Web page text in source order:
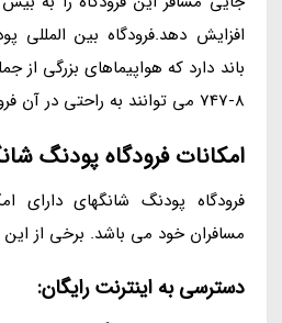
8-747 می توانند به راحتی در آن فرود بیایند.
امکانات فرودگاه پودنگ
فرودگاه پودنگ شانگهای دارای
مسافران خود می باشد. برخی از این
دسترسی به اینترنت رایگان: